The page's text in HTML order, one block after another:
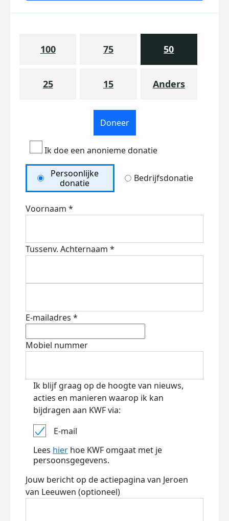
100 75 50
25 15 Anders
Doneer
Ik doe een anonieme donatie
Persoonlijke
donatie
Bedrijfsdonatie
Voornaam *
Tussenv. Achternaam *
E-mailadres *
Mobiel nummer
Ik blijf graag op de hoogte van nieuws,
acties en manieren waarop ik kan
bijdragen aan KWF via:
E-mail
Lees hier hoe KWF omgaat met je
persoonsgegevens.
Jouw bericht op de actiepagina van Jeroen
van Leeuwen (optioneel)